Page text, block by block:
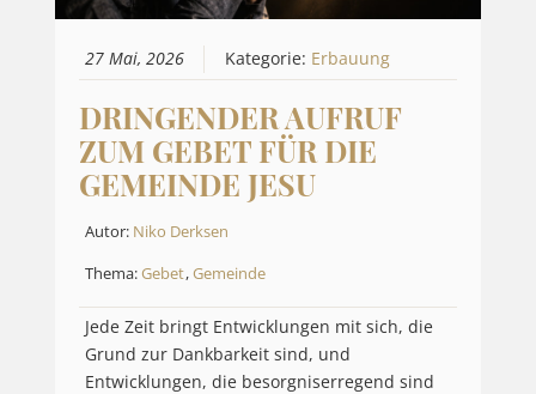
27 Mai, 2026 Kategorie: Erbauung
DRINGENDER AUFRUF
ZUM GEBET FÜR DIE
GEMEINDE JESU
Autor: Niko Derksen
Thema:Gebet,Gemeinde
Jede Zeit bringt Entwicklungen mit sich, die
Grund zur Dankbarkeit sind, und
Entwicklungen, die besorgniserregend sind